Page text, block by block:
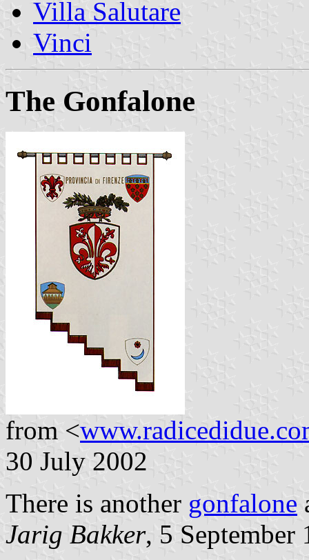
Villa Salutare
Vinci
The Gonfalone
from <
30 July 2002
There is another gonfalone
Jarig Bakker, 5 September